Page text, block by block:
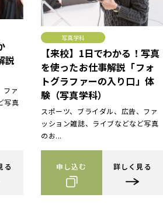
説
ファ
写真
る
写真学科
【来校】1日でわかる！写真
を使ったお仕事解説「フォ
トグラファーの入り口」体
験（写真学科）
スポーツ、ブライダル、広告、ファ
ッション雑誌、ライブなどなど写真
のお...
申し込む 詳しく見る